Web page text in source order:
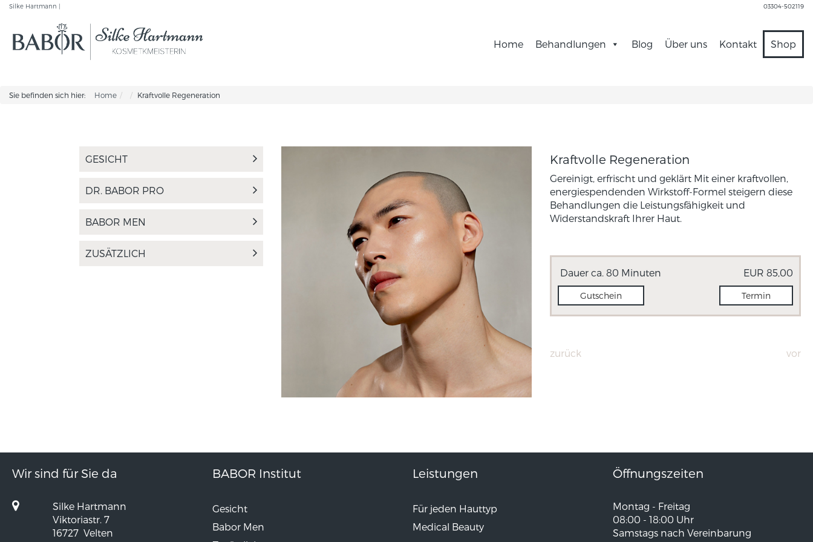
Silke Hartmann | 03304-502119
Home Behandlungen Blog Über uns Kontakt Shop
Sie befinden sich hier: Home Kraftvolle Regeneration
GESICHT
DR. BABOR PRO
BABOR MEN
ZUSÄTZLICH
Kraftvolle Regeneration
Gereinigt, erfrischt und geklärt Mit einer kraftvollen,
energiespendenden Wirkstoff-Formel steigern diese
Behandlungen die Leistungsfähigkeit und
Widerstandskraft Ihrer Haut.
Dauer ca. 80 Minuten EUR 85,00
Gutschein Termin
zurück vor
Wir sind für Sie da
Silke Hartmann
Viktoriastr. 7
16727 Velten
BABOR Institut
Gesicht
Babor Men
Leistungen
Für jeden Hauttyp
Medical Beauty
Öffnungszeiten
Montag - Freitag
08:00 - 18:00 Uhr
Samstags nach Vereinbarung